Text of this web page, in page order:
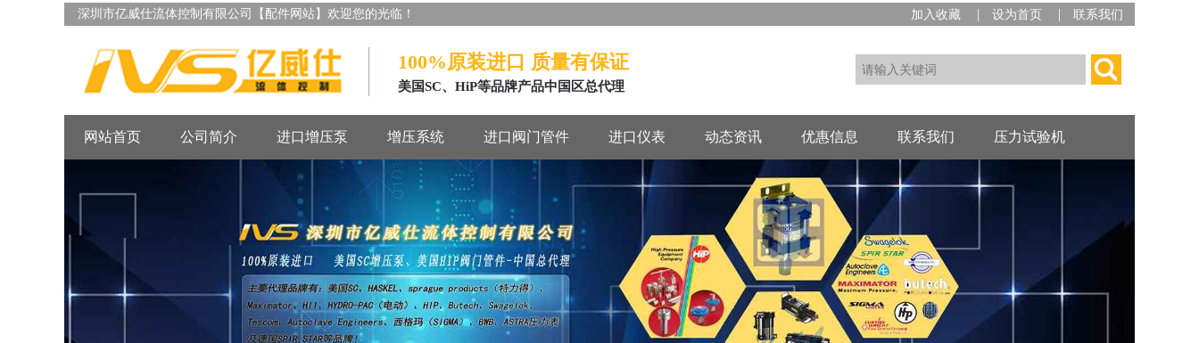
深圳市亿威仕流体控制有限公司【配件网站】欢迎您的光临！ 加入收藏 | 设为首页 | 联系我们
100%原装进口 质量有保证
美国SC、HiP等品牌产品中国区总代理
网站首页 公司简介 进口增压泵 增压系统 进口阀门管件 进口仪表 动态资讯 优惠信息 联系我们 压力试验机